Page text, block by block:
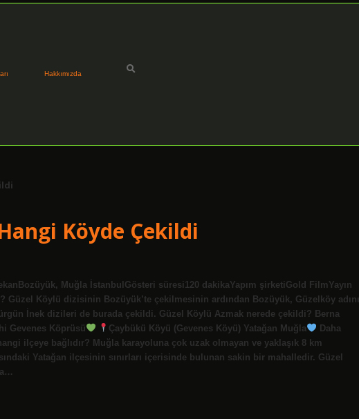
Hakkımızda
Köyde Çekildi
Muğla İstanbulGösteri süresi120 dakikaYapım şirketiGold FilmYayın
Güzel Köylü dizisinin Bozüyük’te çekilmesinin ardından Bozüyük, Güzelköy adını
İnek dizileri de burada çekildi. Güzel Köylü Azmak nerede çekildi? Berna
Gevenes Köprüsü
Çaybükü Köyü (Gevenes Köyü) Yatağan Muğla
Daha
ilçeye bağlıdır? Muğla karayoluna çok uzak olmayan ve yaklaşık 8 km
Yatağan ilçesinin sınırları içerisinde bulunan sakin bir mahalledir. Güzel